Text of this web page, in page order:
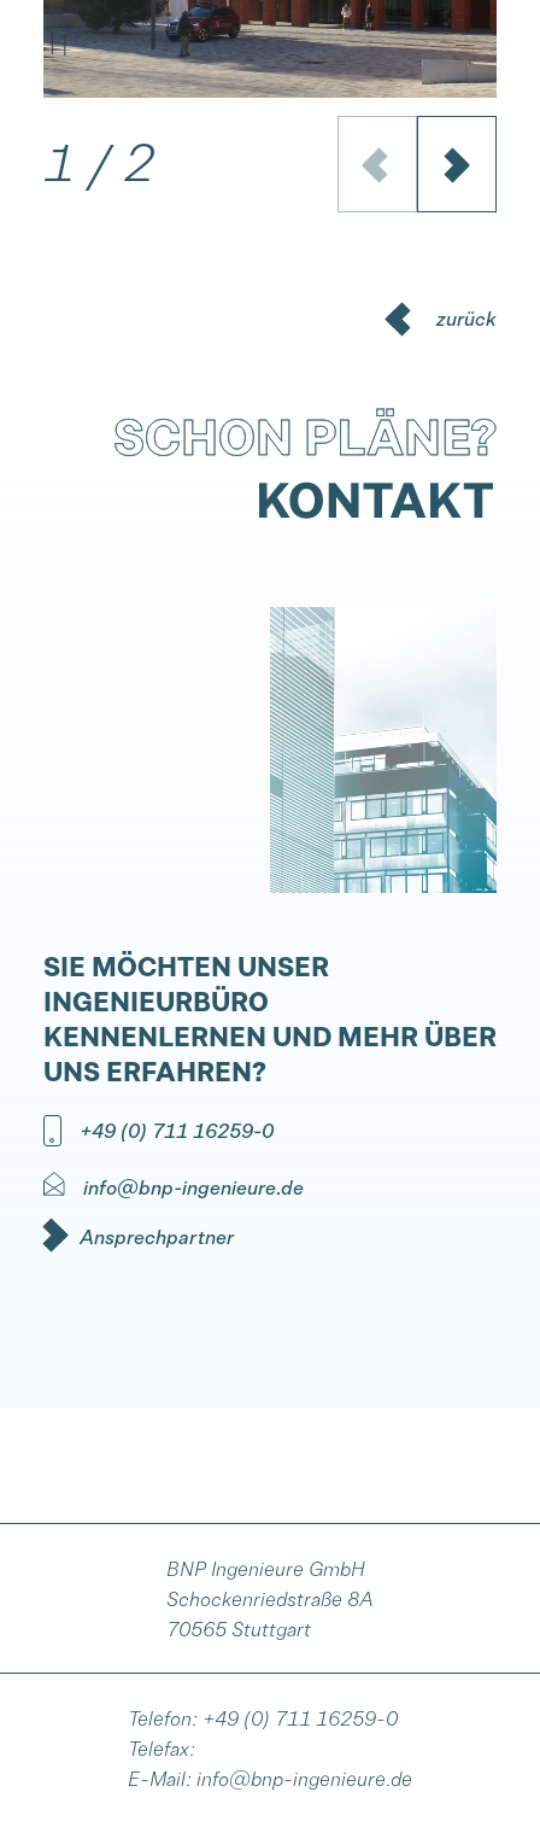
1 /2
zurück
SIE MÖCHTEN UNSER
INGENIEURBÜRO
KENNENLERNEN UND MEHR ÜBER
UNS ERFAHREN?
+49 (0) 711 16259-0
info@bnp-ingenieure.de
Ansprechpartner
BNP Ingenieure GmbH
Schockenriedstraße 8A
70565 Stuttgart
Telefon: +49 (0) 711 16259-0
Telefax:
E-Mail: info@bnp-ingenieure.de